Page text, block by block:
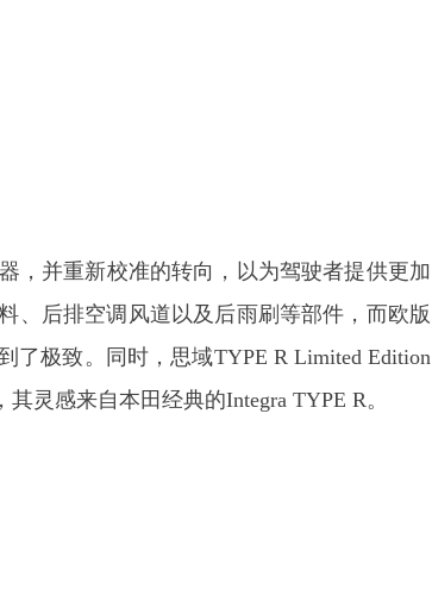
，并重新校准的转向，以为驾驶者提供更加
、后排空调风道以及后雨刷等部件，而欧版
了极致。同时，思域TYPE R Limited Edition
灵感来自本田经典的Integra TYPE R。